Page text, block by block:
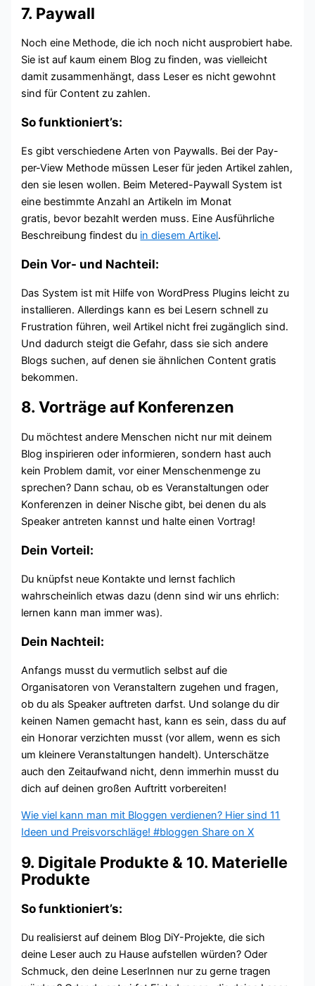
7. Paywall
Noch eine Methode, die ich noch nicht ausprobiert habe.
Sie ist auf kaum einem Blog zu finden, was vielleicht
damit zusammenhängt, dass Leser es nicht gewohnt
sind für Content zu zahlen.
So funktioniert’s:
Es gibt verschiedene Arten von Paywalls. Bei der Pay-
per-View Methode müssen Leser für jeden Artikel zahlen,
den sie lesen wollen. Beim Metered-Paywall System ist
eine bestimmte Anzahl an Artikeln im Monat
gratis, bevor bezahlt werden muss. Eine Ausführliche
Beschreibung findest du in diesem Artikel.
Dein Vor- und Nachteil:
Das System ist mit Hilfe von WordPress Plugins leicht zu
installieren. Allerdings kann es bei Lesern schnell zu
Frustration führen, weil Artikel nicht frei zugänglich sind.
Und dadurch steigt die Gefahr, dass sie sich andere
Blogs suchen, auf denen sie ähnlichen Content gratis
bekommen.
8. Vorträge auf Konferenzen
Du möchtest andere Menschen nicht nur mit deinem
Blog inspirieren oder informieren, sondern hast auch
kein Problem damit, vor einer Menschenmenge zu
sprechen? Dann schau, ob es Veranstaltungen oder
Konferenzen in deiner Nische gibt, bei denen du als
Speaker antreten kannst und halte einen Vortrag!
Dein Vorteil:
Du knüpfst neue Kontakte und lernst fachlich
wahrscheinlich etwas dazu (denn sind wir uns ehrlich:
lernen kann man immer was).
Dein Nachteil:
Anfangs musst du vermutlich selbst auf die
Organisatoren von Veranstaltern zugehen und fragen,
ob du als Speaker auftreten darfst. Und solange du dir
keinen Namen gemacht hast, kann es sein, dass du auf
ein Honorar verzichten musst (vor allem, wenn es sich
um kleinere Veranstaltungen handelt). Unterschätze
auch den Zeitaufwand nicht, denn immerhin musst du
dich auf deinen großen Auftritt vorbereiten!
Wie viel kann man mit Bloggen verdienen? Hier sind 11
Ideen und Preisvorschläge! #bloggen Share on X
9. Digitale Produkte & 10. Materielle
Produkte
So funktioniert’s:
Du realisierst auf deinem Blog DiY-Projekte, die sich
deine Leser auch zu Hause aufstellen würden? Oder
Schmuck, den deine LeserInnen nur zu gerne tragen